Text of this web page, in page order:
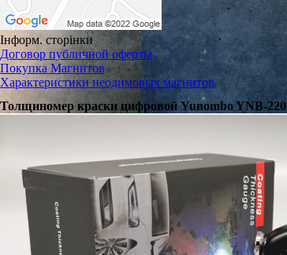
Інформ. сторінки
Договор публичной оферты
Покупка Магнитов
Характеристики неодимовых магнитов
Толщиномер краски цифровой Yunombo YNB-220